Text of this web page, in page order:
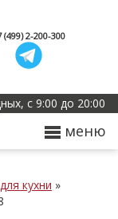
(499) 2-200-300
с 9:00 до 20:00
меню
кухни »